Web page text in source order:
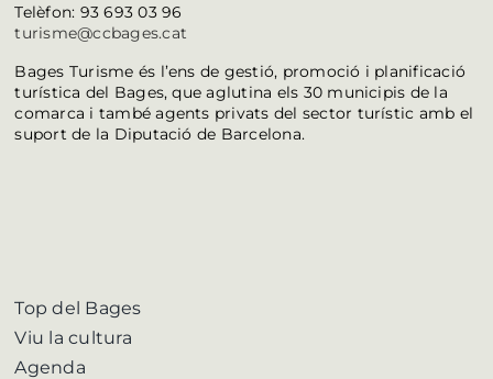
Telèfon: 93 693 03 96
turisme@ccbages.cat
Bages Turisme és l’ens de gestió, promoció i planificació
turística del Bages, que aglutina els 30 municipis de la
comarca i també agents privats del sector turístic amb el
suport de la Diputació de Barcelona.
Top del Bages
Viu la cultura
Agenda